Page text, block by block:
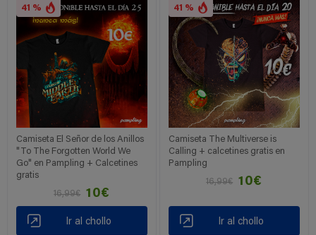
41 %
Camiseta El Señor de los Anillos
"To The Forgotten World We
Go" en Pampling + Calcetines
gratis
16,99€
10€
Ir al chollo
41 %
Camiseta The Multiverse is
Calling + calcetines gratis en
Pampling
16,99€
10€
Ir al chollo